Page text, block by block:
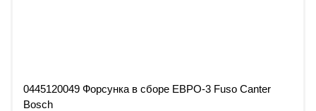
0445120049 Форсунка в сборе ЕВРО-3 Fuso Canter
Bosch